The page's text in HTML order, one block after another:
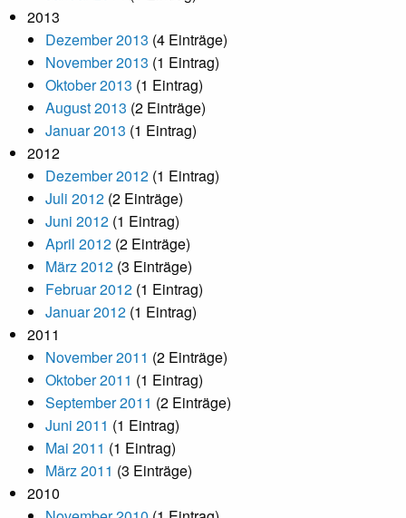
2013
Dezember 2013 (4 Einträge)
November 2013 (1 Eintrag)
Oktober 2013 (1 Eintrag)
August 2013 (2 Einträge)
Januar 2013 (1 Eintrag)
2012
Dezember 2012 (1 Eintrag)
Juli 2012 (2 Einträge)
Juni 2012 (1 Eintrag)
April 2012 (2 Einträge)
März 2012 (3 Einträge)
Februar 2012 (1 Eintrag)
Januar 2012 (1 Eintrag)
2011
November 2011 (2 Einträge)
Oktober 2011 (1 Eintrag)
September 2011 (2 Einträge)
Juni 2011 (1 Eintrag)
Mai 2011 (1 Eintrag)
März 2011 (3 Einträge)
2010